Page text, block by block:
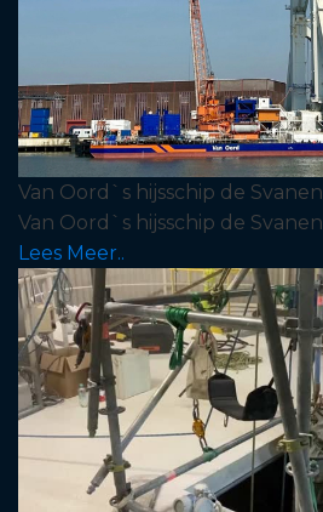
Van Oord`s hijsschip de Svanen
Van Oord`s hijsschip de Svanen
Lees Meer..